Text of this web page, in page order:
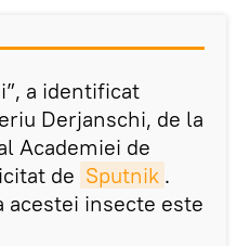
a identificat
Derjanschi, de la
Academiei de
de Sputnik .
insecte este